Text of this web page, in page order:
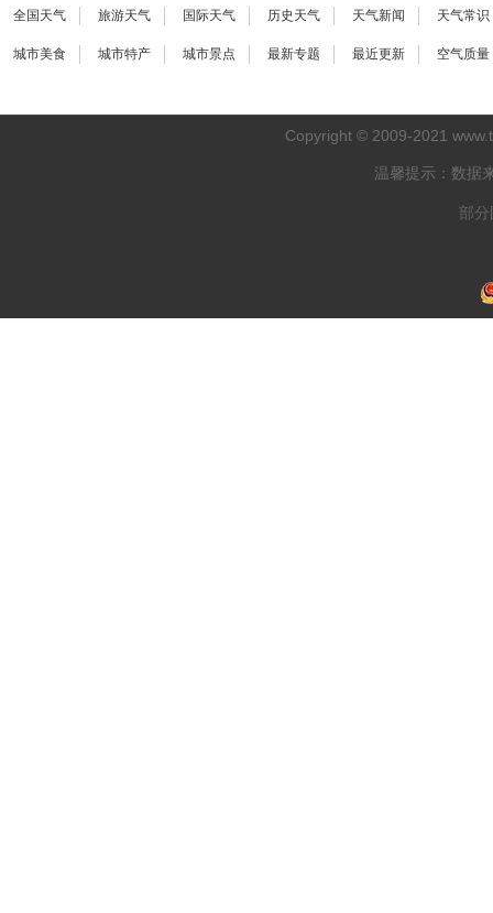
全国天气 旅游天气 国际天气 历史天气 天气新闻 天气常识
城市美食 城市特产 城市景点 最新专题 最近更新 空气质量
Copyright © 2009-2021
温馨提示：数据
部分